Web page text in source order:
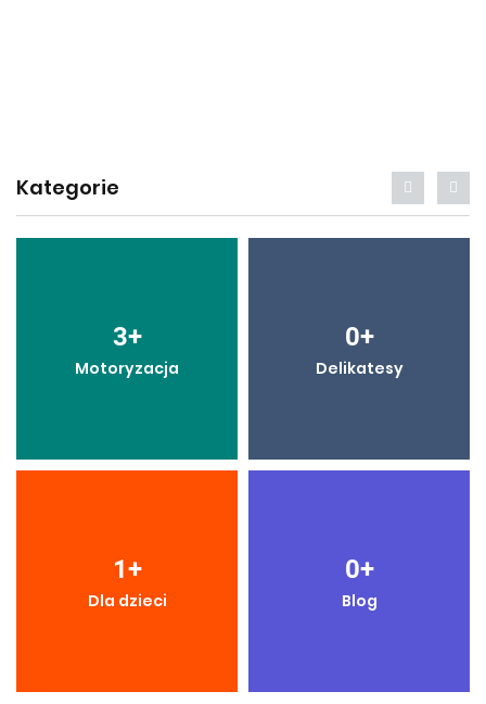
Kategorie
3+
Motoryzacja
0+
Delikatesy
1+
Dla dzieci
0+
Blog